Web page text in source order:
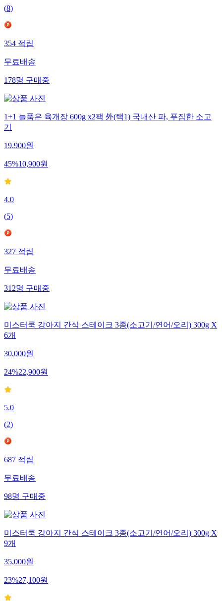
(8)
354적립
무료배송
178명구매중
1+1 늘품은 육개장 600g x2팩 外(택1) 국내산 파, 푸짐한 소고
기
19,900원
45%10,900원
4.0
(5)
327적립
무료배송
312명구매중
미스터쿡 강아지 간식 스테이크 3종(소고기/연어/오리) 300g X
6개
30,000원
24%22,900원
5.0
(2)
687적립
무료배송
98명구매중
미스터쿡 강아지 간식 스테이크 3종(소고기/연어/오리) 300g X
9개
35,000원
23%27,100원